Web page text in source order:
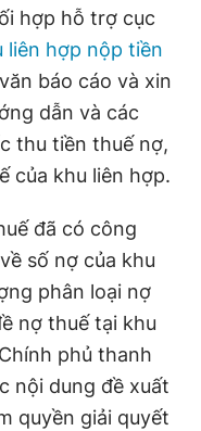
hợp hỗ trợ cục
liên hợp nộp tiền
báo cáo và xin
dẫn và các
thu tiền thuế nợ,
của khu liên hợp.
đã có công
số nợ của khu
phân loại nợ
nợ thuế tại khu
phủ thanh
nội dung đề xuất
quyền giải quyết